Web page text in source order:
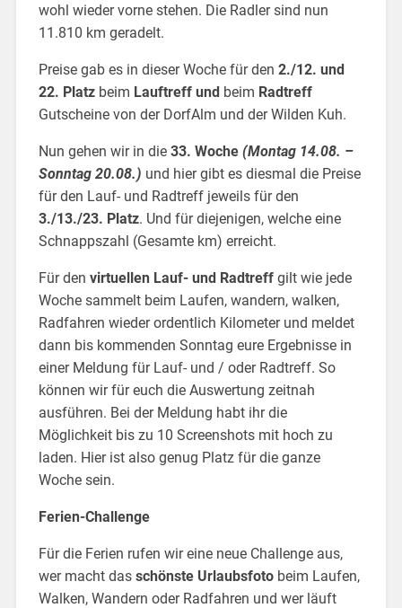
wohl wieder vorne stehen. Die Radler sind nun
11.810 km geradelt.
Preise gab es in dieser Woche für den 2./12. und
22. Platzbeim Lauftreff undbeim Radtreff
Gutscheine von der DorfAlm und der Wilden Kuh.
Nun gehen wir in die 33. Woche (Montag 14.08. –
Sonntag 20.08.) und hier gibt es diesmal die Preise
für den Lauf- und Radtreff jeweils für den
3./13./23. Platz. Und für diejenigen, welche eine
Schnappszahl (Gesamte km) erreicht.
Für den virtuellen Lauf- und Radtreffgilt wie jede
Woche sammelt beim Laufen, wandern, walken,
Radfahren wieder ordentlich Kilometer und meldet
dann bis kommenden Sonntag eure Ergebnisse in
einer Meldung für Lauf- und / oder Radtreff. So
können wir für euch die Auswertung zeitnah
ausführen. Bei der Meldung habt ihr die
Möglichkeit bis zu 10 Screenshots mit hoch zu
laden. Hier ist also genug Platz für die ganze
Woche sein.
Ferien-Challenge
Für die Ferien rufen wir eine neue Challenge aus,
wer macht das schönste Urlaubsfotobeim Laufen,
Walken, Wandern oder Radfahren und wer läuft